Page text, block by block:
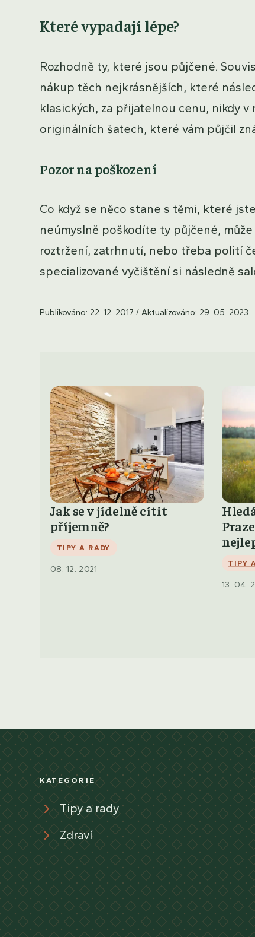
Které vypadají lépe?
Rozhodně ty, které jsou půjčené.
nákup těch nejkrásnějších, které
klasických, za přijatelnou cenu, nikdy
originálních šatech, které vám půjčil
Pozor na poškození
Co když se něco stane s těmi, které
neúmyslně poškodíte ty půjčené,
roztržení, zatrhnutí, nebo třeba polití
specializované vyčištění si následně
Publikováno: 22. 12. 2017 / Aktualizováno: 29. 05. 2023
Jak se v jídelně cítit
příjemně?
TIPY A RADY
08. 12. 2021
TIPY
13. 04.
KATEGORIE
Tipy a rady
Zdraví